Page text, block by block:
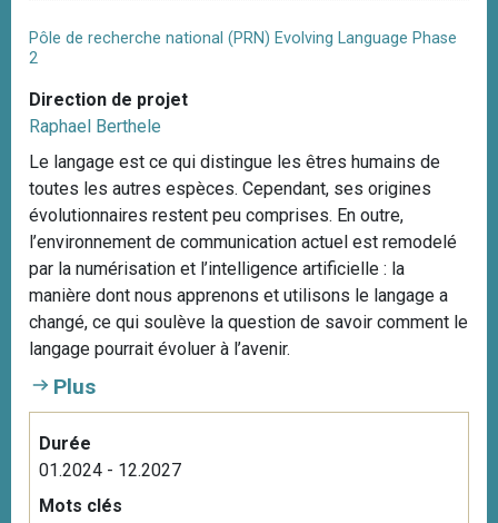
Pôle de recherche national (PRN) Evolving Language Phase
2
Direction de projet
Raphael Berthele
Le langage est ce qui distingue les êtres humains de
toutes les autres espèces. Cependant, ses origines
évolutionnaires restent peu comprises. En outre,
l’environnement de communication actuel est remodelé
par la numérisation et l’intelligence artificielle : la
manière dont nous apprenons et utilisons le langage a
changé, ce qui soulève la question de savoir comment le
langage pourrait évoluer à l’avenir.
Plus
Durée
01.2024 - 12.2027
Mots clés